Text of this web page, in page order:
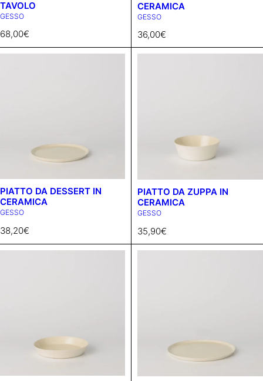
TAVOLO
GESSO
68,00€
CERAMICA
GESSO
36,00€
PIATTO DA DESSERT IN
CERAMICA
GESSO
38,20€
PIATTO DA ZUPPA IN
CERAMICA
GESSO
35,90€